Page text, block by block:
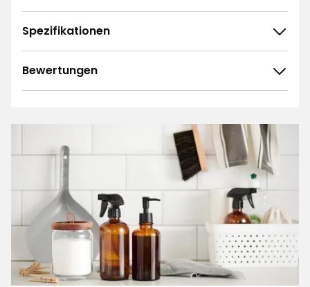
Spezifikationen
Bewertungen
4.5
361 ratings
Sortieren nach
Filtern nach
Bewertungen (361)